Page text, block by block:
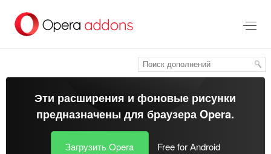
перейти
Эти расширения и фоновые рисунки
предназначены длябраузера Opera.
Загрузить Opera Free for Android